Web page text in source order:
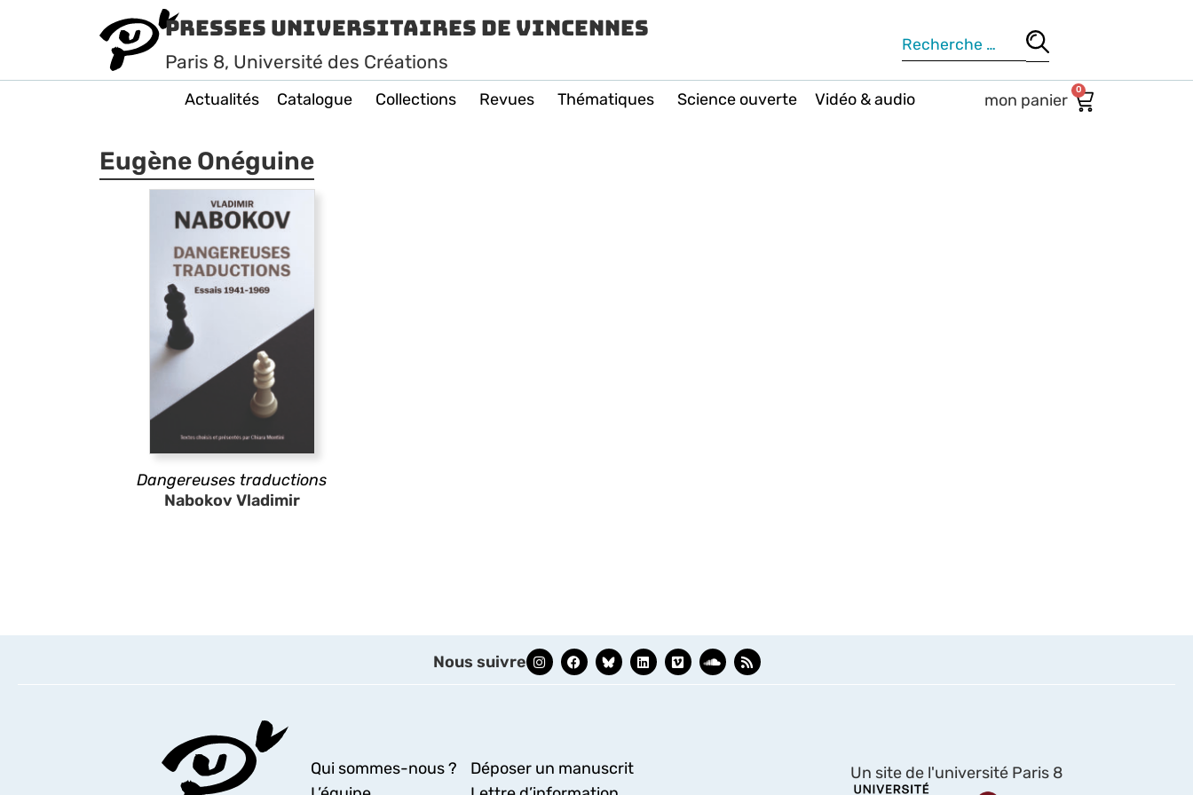
Presses Universitaires de Vincennes
Paris 8, Université des Créations
Actualités Catalogue Collections Revues Thématiques Science ouverte Vidéo & audio 0
Eugène Onéguine
Dangereuses traductions
Nabokov Vladimir
Nous suivre
Qui sommes-nous ?
Déposer un manuscrit
Un site de l'université Paris 8